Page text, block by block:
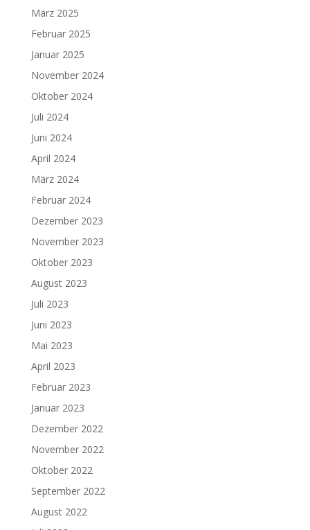
März 2025
Februar 2025
Januar 2025
November 2024
Oktober 2024
Juli 2024
Juni 2024
April 2024
März 2024
Februar 2024
Dezember 2023
November 2023
Oktober 2023
August 2023
Juli 2023
Juni 2023
Mai 2023
April 2023
Februar 2023
Januar 2023
Dezember 2022
November 2022
Oktober 2022
September 2022
August 2022